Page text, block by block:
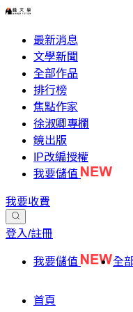
最新消息
文學新聞
全部作品
排行榜
焦點作家
徐淑卿專欄
鏡出版
IP改編授權
我要儲值
我要收費
登入/註冊
我要儲值 全
首頁